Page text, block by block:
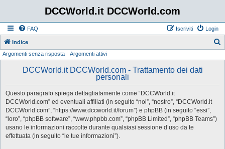
DCCWorld.it DCCWorld.com
FAQ Login
Iscriviti
Indice
Argomenti senza risposta Argomenti attivi
DCCWorld.it DCCWorld.com - Trattamento dei dati
personali
Questo paragrafo spiega dettagliatamente come “DCCWorld.it
DCCWorld.com” ed eventuali affiliati (in seguito “noi”, “nostro”, “DCCWorld.it
DCCWorld.com”, “https://www.dccworld.it/forum”) e phpBB (in seguito “essi”,
“loro”, “phpBB software”, “www.phpbb.com”, “phpBB Limited”, “phpBB Teams”)
usano le informazioni raccolte durante qualsiasi sessione d’uso da te
effettuata (in seguito “le tue informazioni”).